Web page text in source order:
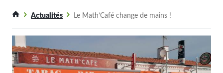
Actualités Le Math’Café change de mains !